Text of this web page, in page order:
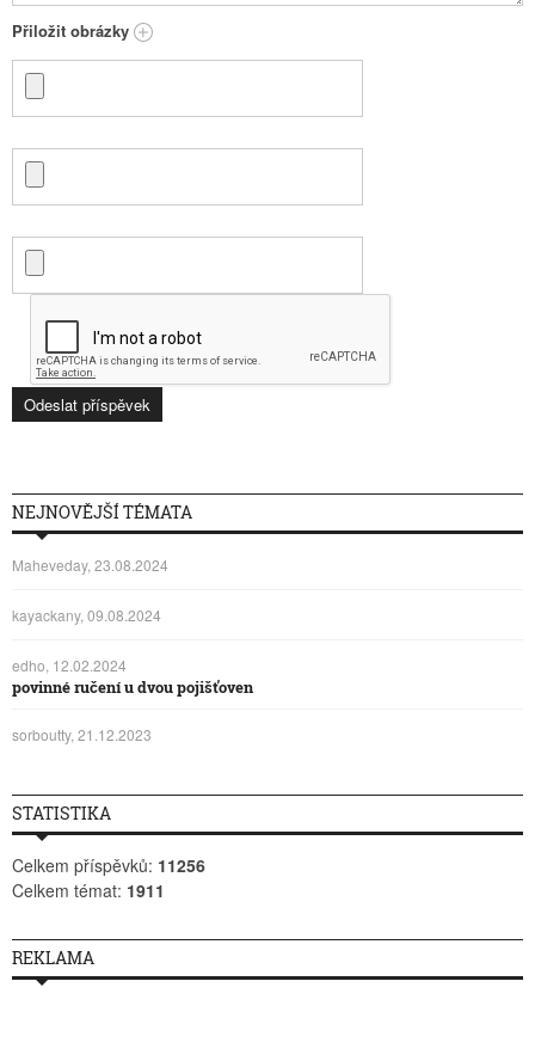
Přiložit obrázky
NEJNOVĚJŠÍ TÉMATA
Maheveday, 23.08.2024
kayackany, 09.08.2024
edho, 12.02.2024
povinné ručení u dvou pojišťoven
sorboutty, 21.12.2023
STATISTIKA
Celkem příspěvků: 11256
Celkem témat: 1911
REKLAMA